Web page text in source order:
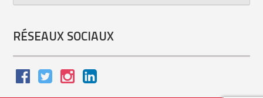
URL *
RÉSEAUX SOCIAUX